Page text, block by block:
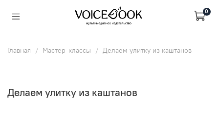
0
Главная Мастер-классы Делаем улитку из каштанов
Делаем улитку из каштанов